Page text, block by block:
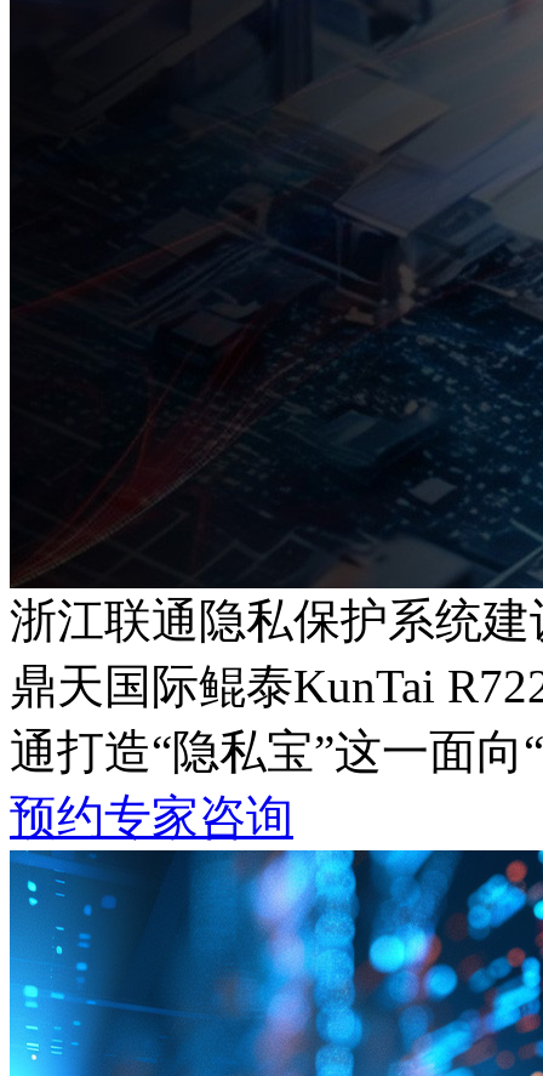
浙江联通隐私保护系统建
鼎天国际鲲泰KunTai
通打造“隐私宝”这一面
预约专家咨询